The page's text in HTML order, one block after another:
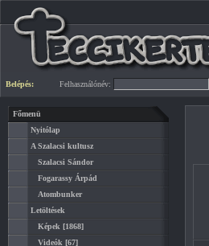
Belépés: Felhasználónév:
Főmenü
Nyitólap
A Szalacsi kultusz
Szalacsi Sándor
Fogarassy Árpád
Atombunker
Letöltések
Képek [1868]
Videók [67]